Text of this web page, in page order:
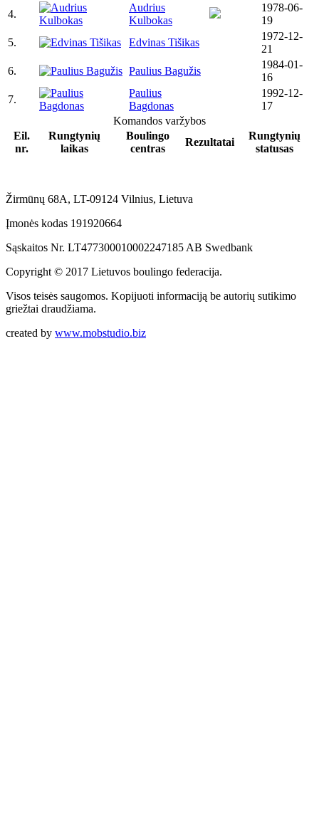
4.
Audrius
Kulbokas
1978-06-
19
5.
Edvinas Tišikas
1972-12-
21
6.
Paulius Bagužis
1984-01-
16
7.
Paulius
Bagdonas
1992-12-
17
Komandos varžybos
Eil.
nr.
Rungtynių
laikas
Boulingo
centras
Rezultatai
Rungtynių
statusas
Žirmūnų 68A, LT-09124 Vilnius, Lietuva
Įmonės kodas 191920664
Sąskaitos Nr. LT477300010002247185 AB Swedbank
Copyright © 2017 Lietuvos boulingo federacija.
Visos teisės saugomos. Kopijuoti informaciją be autorių sutikimo
griežtai draudžiama.
created by www.mobstudio.biz